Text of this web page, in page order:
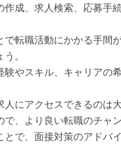
成、求人検索、応募手
転職活動にかかる手間
。
やスキル、キャリアの
にアクセスできるのは
、より良い転職のチャ
で、面接対策のアドバ